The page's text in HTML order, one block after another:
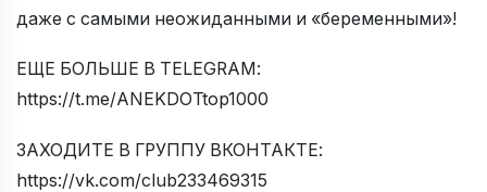
даже с самыми неожиданными и «беременными»!
ЕЩЕ БОЛЬШЕ В TELEGRAM:
https://t.me/ANEKDOTtop1000
ЗАХОДИТЕ В ГРУППУ ВКОНТАКТЕ:
https://vk.com/club233469315